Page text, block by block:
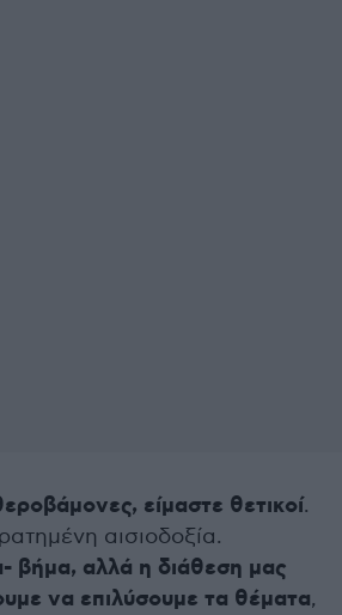
είμαστε θετικοί.
αισιοδοξία.
βήμα, αλλά η διάθεση μας
να επιλύσουμε τα θέματα,